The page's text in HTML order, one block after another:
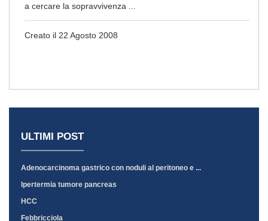
a cercare la sopravvivenza ...
Creato il 22 Agosto 2008
ULTIMI POST
Adenocarcinoma gastrico con noduli al peritoneo e ...
Ipertermia tumore pancreas
HCC
Febbricciola